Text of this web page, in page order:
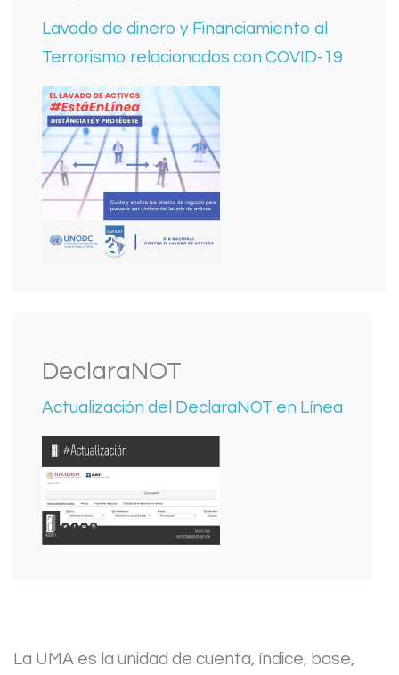
Lavado de dinero y Financiamiento al
Terrorismo relacionados con COVID-19
DeclaraNOT
Actualización del DeclaraNOT en Línea
La UMA es la unidad de cuenta, índice, base,